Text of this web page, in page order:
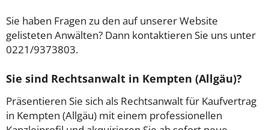
Sie haben Fragen zu den auf unserer Website
gelisteten Anwälten? Dann kontaktieren Sie uns unter
0221/9373803.
Sie sind Rechtsanwalt in Kempten (Allgäu)?
Präsentieren Sie sich als Rechtsanwalt für Kaufvertrag
in Kempten (Allgäu) mit einem professionellen